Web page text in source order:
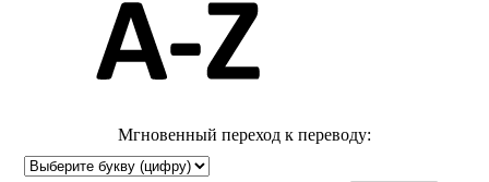
Мгновенный переход к переводу: